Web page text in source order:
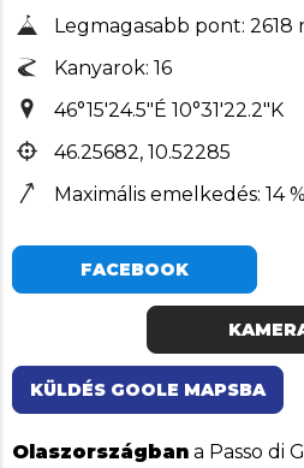
Legmagasabb pont: 2618
Kanyarok: 16
46°15'24.5"É 10°31'22.2"K
46.25682, 10.52285
Maximális emelkedés: 14 %
FACEBOOK
KÜLDÉS GOOLE MAPSBA
Olaszországban a Passo di